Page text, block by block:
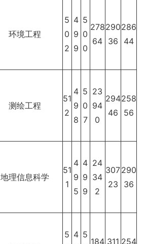
环境工程
5
0
2
4
9
9
5
0
0
278
64
290
36
286
44
测绘工程
51
2
4
9
8
5
0
7
23
94
0
294
46
258
56
地理信息科学
51
1
4
9
5
4
9
9
24
34
2
307
23
290
36
5 4 5
184 311 254